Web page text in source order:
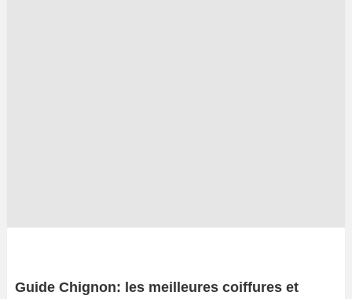
Guide Chignon: les meilleures coiffures et